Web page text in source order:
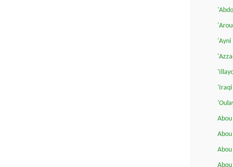
'Ayni
'Iraqi
Abou